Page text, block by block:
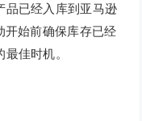
品已经入库到亚马逊
开始前确保库存已经
佳时机。